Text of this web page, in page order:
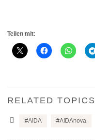
Teilen mit:
RELATED TOPICS
AIDA AIDAnova